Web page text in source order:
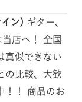
ン) ギター、
店へ！ 全国
真似できない
の比較、大歓
！！ 商品のお